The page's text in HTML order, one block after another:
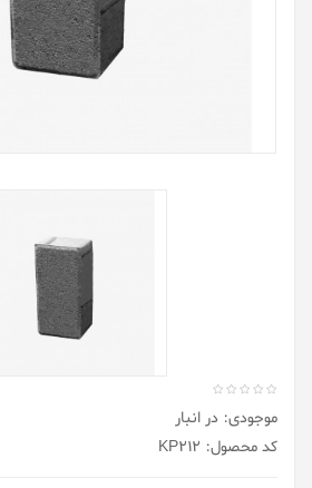
موجودی: در انبار
کد محصول: KP212